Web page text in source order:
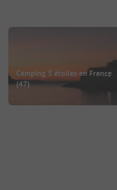
Camping 5 étoiles en France
(47)